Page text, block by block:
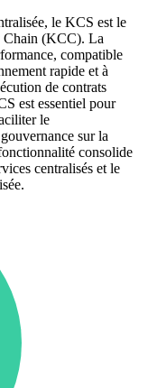
le KCS est le
Chain (KCC). La
compatible
rapide et à
de contrats
est essentiel pour
le
sur la
consolide
centralisés et le